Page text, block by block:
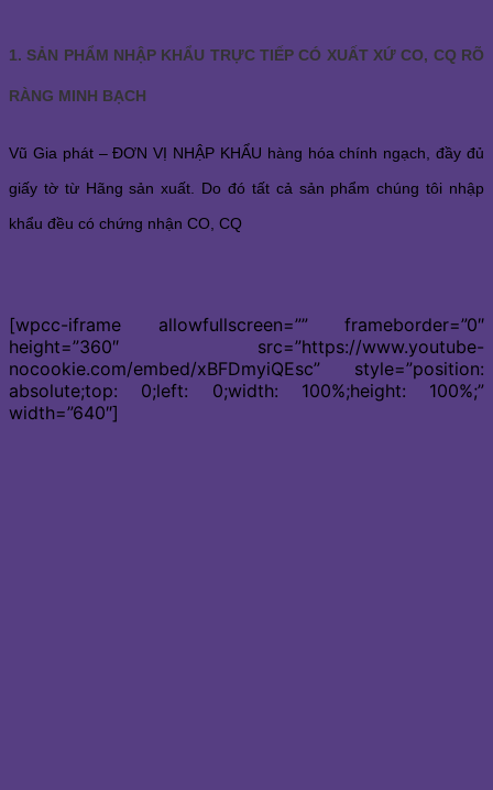
1. SẢN PHẨM NHẬP KHẨU TRỰC TIẾP CÓ XUẤT XỨ CO, CQ RÕ
RÀNG MINH BẠCH
Vũ Gia phát – ĐƠN VỊ NHẬP KHẨU hàng hóa chính ngạch, đầy đủ
giấy tờ từ Hãng sản xuất. Do đó tất cả sản phẩm chúng tôi nhập
khẩu đều có chứng nhận CO, CQ
[wpcc-iframe allowfullscreen=”” frameborder=”0″
height=”360″ src=”https://www.youtube-
nocookie.com/embed/xBFDmyiQEsc” style=”position:
absolute;top: 0;left: 0;width: 100%;height: 100%;”
width=”640″]